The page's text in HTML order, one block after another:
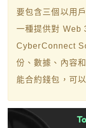
要包含三個以用
一種提供對 Web
CyberConnect
份、數據、內容
能合約錢包，可